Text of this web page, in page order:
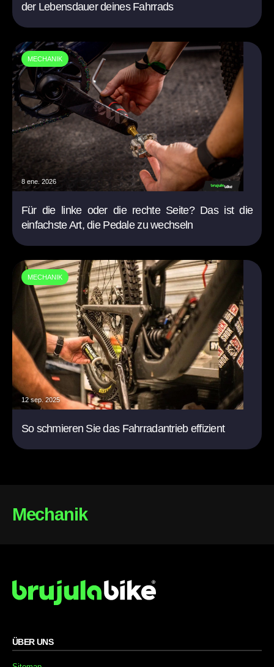
der Lebensdauer deines Fahrrads
MECHANIK
8 ene. 2026
Für die linke oder die rechte Seite? Das ist die
einfachste Art, die Pedale zu wechseln
MECHANIK
12 sep. 2025
So schmieren Sie das Fahrradantrieb effizient
Mechanik
ÜBER UNS